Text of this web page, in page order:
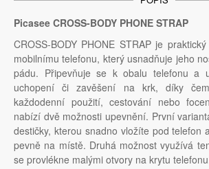
Picasee CROSS-BODY PHONE STRAP
CROSS-BODY PHONE STRAP je
mobilnímu telefonu, který usnadňuje jeho
pádu. Připevňuje se k obalu telefonu a
uchopení či zavěšení na krk, díky
každodenní použití, cestování nebo
nabízí dvě možnosti upevnění. První
destičky, kterou snadno vložíte pod telefon
pevně na místě. Druhá možnost využívá
se provlékne malými otvory na krytu